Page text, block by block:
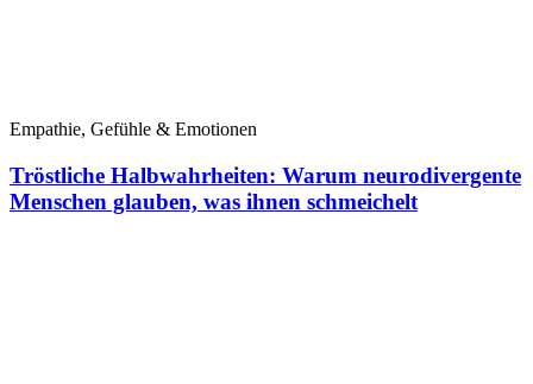
Empathie, Gefühle & Emotionen
Tröstliche Halbwahrheiten: Warum neurodivergente
Menschen glauben, was ihnen schmeichelt